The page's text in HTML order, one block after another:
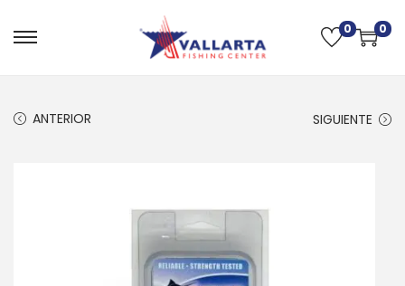
0 0
ANTERIOR SIGUIENTE